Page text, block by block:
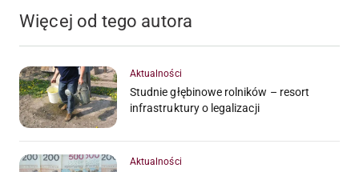
Więcej od tego autora
Aktualności
Studnie głębinowe rolników – resort
infrastruktury o legalizacji
Aktualności